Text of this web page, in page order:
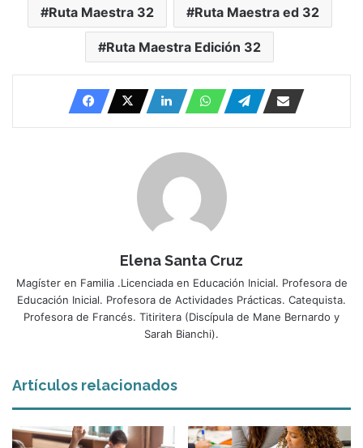
Ruta Maestra 32 Ruta Maestra ed 32
Ruta Maestra Edición 32
Elena Santa Cruz
Magíster en Familia .Licenciada en Educación Inicial. Profesora de
Educación Inicial. Profesora de Actividades Prácticas. Catequista.
Profesora de Francés. Titiritera (Discípula de Mane Bernardo y
Sarah Bianchi).
Artículos relacionados